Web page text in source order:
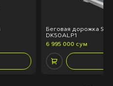
Беговая дорожка SPF-
DK50ALP1
6 995 000 сум